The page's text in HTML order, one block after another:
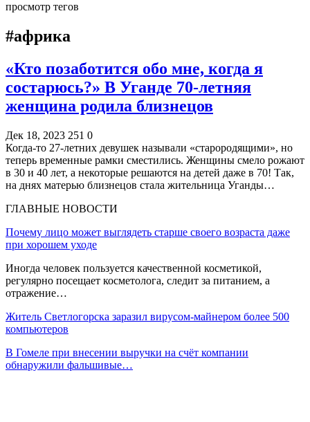
просмотр тегов
#африка
«Кто позаботится обо мне, когда я
состарюсь?» В Уганде 70-летняя
женщина родила близнецов
Дек 18, 2023 251 0
Когда-то 27-летних девушек называли «старородящими», но
теперь временные рамки сместились. Женщины смело рожают
в 30 и 40 лет, а некоторые решаются на детей даже в 70! Так,
на днях матерью близнецов стала жительница Уганды…
ГЛАВНЫЕ НОВОСТИ
Почему лицо может выглядеть старше своего возраста даже
при хорошем уходе
Иногда человек пользуется качественной косметикой,
регулярно посещает косметолога, следит за питанием, а
отражение…
Житель Светлогорска заразил вирусом-майнером более 500
компьютеров
В Гомеле при внесении выручки на счёт компании
обнаружили фальшивые…